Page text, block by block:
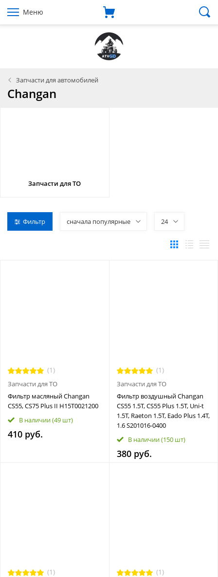
Меню
Запчасти для автомобилей
Changan
Запчасти для ТО
Фильтр сначала популярные 24
(1)
Запчасти для ТО
Фильтр масляный Changan
CS55, CS75 Plus II H15T0021200
В наличии(49 шт)
410 руб.
(1)
Запчасти для ТО
Фильтр воздушный Changan
CS55 1.5T, CS55 Plus 1.5T, Uni-t
1.5T, Raeton 1.5T, Eado Plus 1.4T,
1.6 S201016-0400
В наличии(150 шт)
380 руб.
(1) (1)